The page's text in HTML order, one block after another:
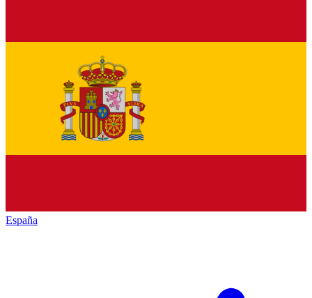
España